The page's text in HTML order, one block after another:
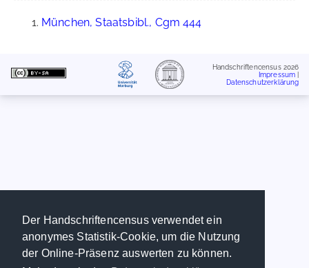
Der Handschriftencensus verwendet ein
anonymes Statistik-Cookie, um die Nutzung
der Online-Präsenz auswerten zu können.
München, Staatsbibl., Cgm 444
Handschriftencensus 2026
Impressum
Datenschutzerklärung